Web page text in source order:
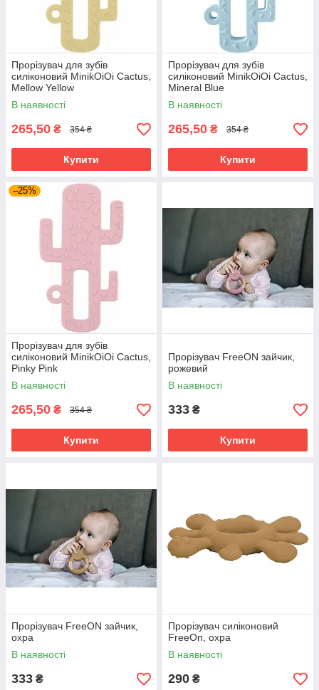
Прорізувач для зубів
силіконовий MinikOiOi Cactus,
Mellow Yellow
В наявності
265,50 ₴ 354 ₴
Купити
Прорізувач для зубів
силіконовий MinikOiOi Cactus,
Mineral Blue
В наявності
265,50 ₴ 354 ₴
Купити
–25%
Прорізувач для зубів
силіконовий MinikOiOi Cactus,
Pinky Pink
В наявності
265,50 ₴ 354 ₴
Купити
Прорізувач FreeON зайчик,
рожевий
В наявності
333 ₴
Купити
Прорізувач FreeON зайчик,
охра
В наявності
333 ₴
Прорізувач силіконовий
FreeOn, охра
В наявності
290 ₴